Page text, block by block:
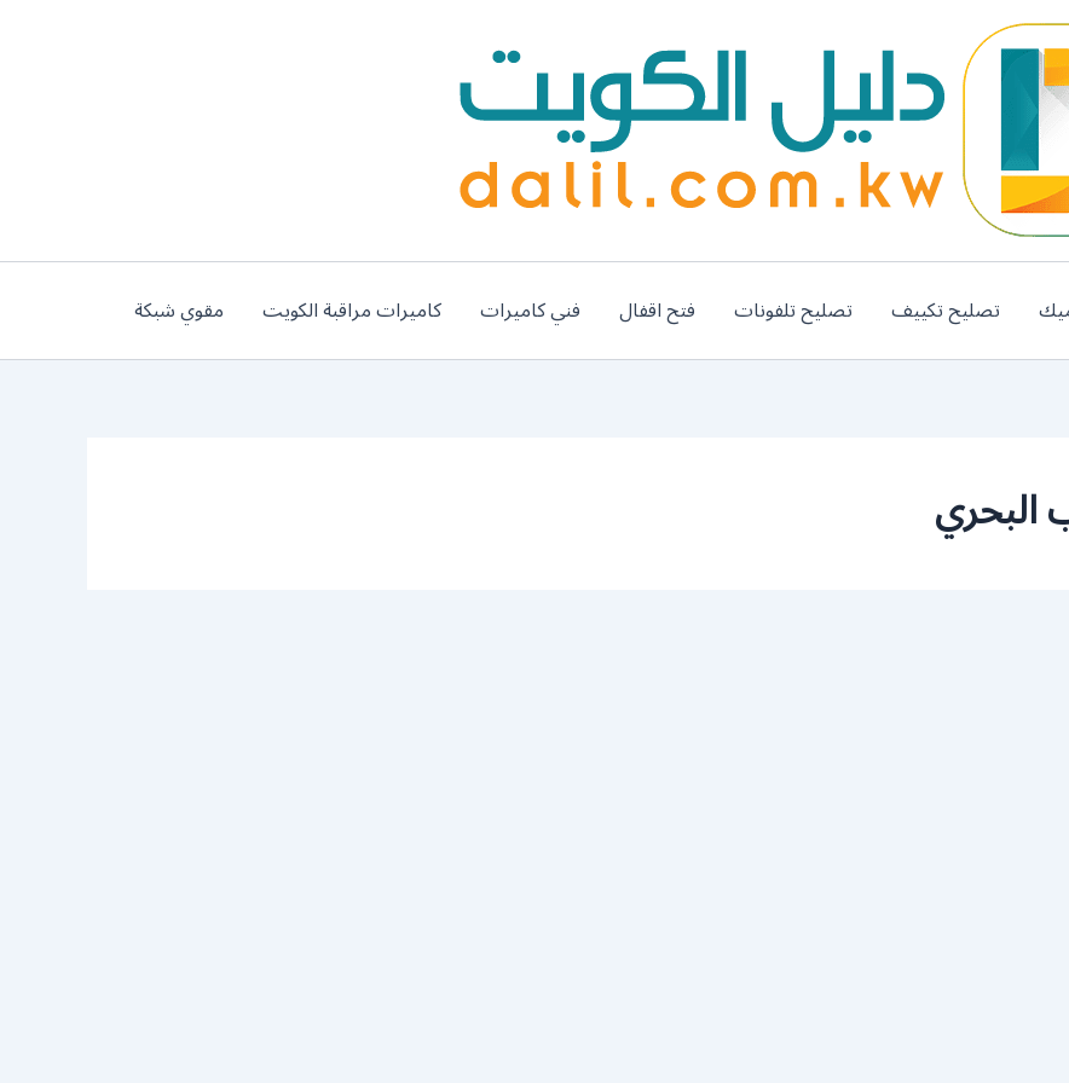
تصليح تكييف تصليح تلفونات فتح اقفال فني كاميرات كاميرات مراقبة الكويت مقوي شبكة